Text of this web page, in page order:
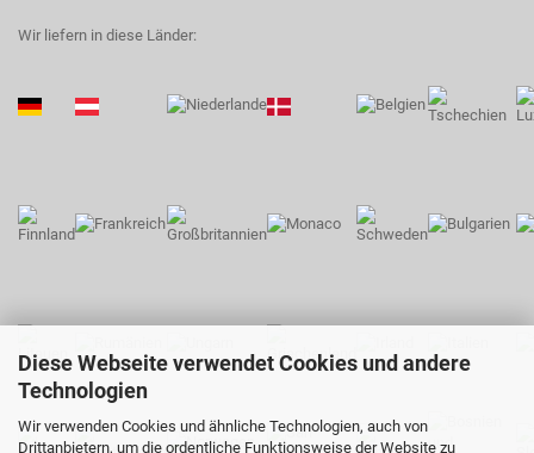
Diese Webseite verwendet Cookies und andere
Technologien
Wir verwenden Cookies und ähnliche Technologien, auch von
Drittanbietern, um die ordentliche Funktionsweise der Website zu
Wir liefern in diese Länder: